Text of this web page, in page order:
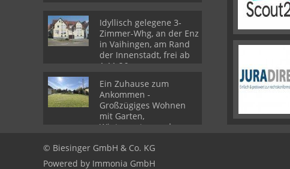
Idyllisch gelegene 3-
Zimmer-Whg, an der Enz
in Vaihingen, am Rand
der Innenstadt, frei ab
1.11.26
Ein Zuhause zum
Ankommen -
Großzügiges Wohnen
mit Garten,
Wintergarten und
© Biesinger GmbH & Co. KG
Powered by Immonia GmbH